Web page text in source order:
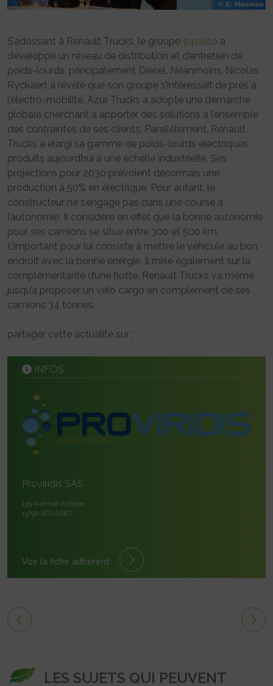
S’adossant à Renault Trucks, le groupe Ippolito a
développé un réseau de distribution et d’entretien de
poids-lourds, principalement Diesel. Néanmoins, Nicolas
Ryckaert a révélé que son groupe s’intéressait de près à
l’électro-mobilité. Azur Trucks a adopté une démarche
globale cherchant à apporter des solutions à l’ensemble
des contraintes de ses clients. Parallèlement, Renault
Trucks a élargi sa gamme de poids-lourds électriques,
produits aujourd’hui à une échelle industrielle. Ses
projections pour 2030 prévoient désormais une
production à 50% en électrique. Pour autant, le
constructeur ne s’engage pas dans une course à
l’autonomie. Il considère en effet que la bonne autonomie
pour ses camions se situe entre 300 et 500 km.
L’important pour lui consiste à mettre le véhicule au bon
endroit avec la bonne énergie. Il mise également sur la
complémentarité d’une flotte. Renault Trucks va même
jusqu’à proposer un vélo cargo en complément de ses
camions 34 tonnes.
partager cette actualité sur :
INFOS
Proviridis SAS
135 Avenue Victoire
13790 ROUSSET
Voir la fiche adhérent
LES SUJETS QUI PEUVENT